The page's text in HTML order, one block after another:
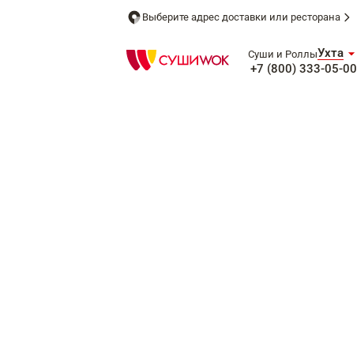
Выберите адрес доставки или ресторана
Суши и РоллыУхта
+7 (800) 333-05-00